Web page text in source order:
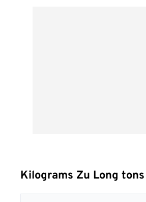
Kilograms Zu Long